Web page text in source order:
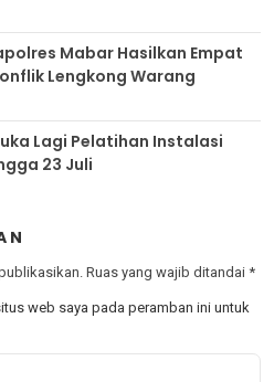
Mabar Hasilkan Empat
Lengkong Warang
Lagi Pelatihan Instalasi
23 Juli
Ruas yang wajib ditandai *
web saya pada peramban ini untuk